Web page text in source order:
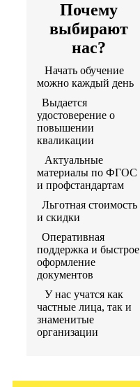
Почему
выбирают
нас?
Начать обучение
можно каждый день
Выдается
удостоверение о
повышении
кваликации
Актуальные
материалы по ФГОС
и профстандартам
Льготная стоимость
и скидки
Оперативная
поддержка и быстрое
оформление
документов
У нас учатся как
частные лица, так и
знаменитые
организации